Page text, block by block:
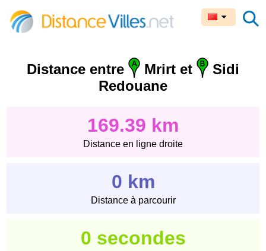
Distance entre Mrirt et
Sidi
Redouane
169.39 km
Distance en ligne droite
0 km
Distance à parcourir
0 secondes